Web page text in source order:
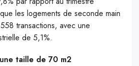
les logements de seconde main
transactions, avec une
de 5,1%.
taille de 70 m2